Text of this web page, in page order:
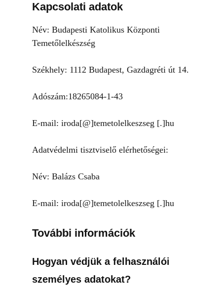
Kapcsolati adatok
Név: Budapesti Katolikus Központi
Temetőlelkészség
Székhely: 1112 Budapest, Gazdagréti út 14.
Adószám:18265084-1-43
E-mail: iroda[@]temetolelkeszseg [.]hu
Adatvédelmi tisztviselő elérhetőségei:
Név: Balázs Csaba
E-mail: iroda[@]temetolelkeszseg [.]hu
További információk
Hogyan védjük a felhasználói
személyes adatokat?